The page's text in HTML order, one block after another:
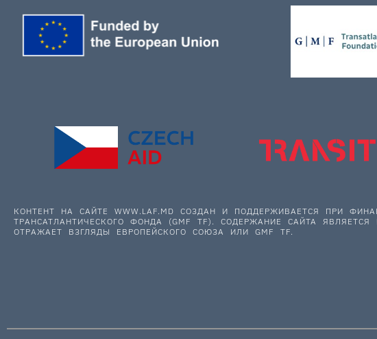
КОНТЕНТ НА САЙТЕ WWW.LAF.MD СОЗДАН И ПОДДЕРЖИВАЕТСЯ ПРИ
ТРАНСАТЛАНТИЧЕСКОГО ФОНДА (GMF TF). СОДЕРЖАНИЕ САЙТА
ОТРАЖАЕТ ВЗГЛЯДЫ ЕВРОПЕЙСКОГО СОЮЗА ИЛИ GMF TF.